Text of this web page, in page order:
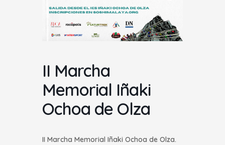
II Marcha
Memorial Iñaki
Ochoa de Olza
II Marcha Memorial Iñaki Ochoa de Olza.